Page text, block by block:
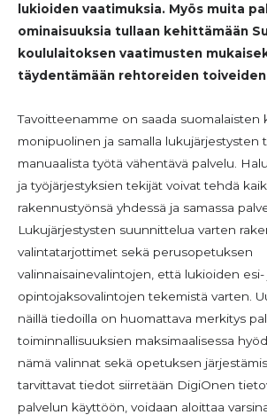
lukioiden vaatimuksia. Myös muita
ominaisuuksia tullaan kehittämään
koululaitoksen vaatimusten
täydentämään rehtoreiden
Tavoitteenamme on saada suomalaisten
monipuolinen ja samalla lukujärjestysten
manuaalista työtä vähentävä palvelu.
ja työjärjestyksien tekijät voivat tehdä
rakennustyönsä yhdessä ja samassa
Lukujärjestysten suunnittelua varten
valintatarjottimet sekä perusopetuksen
valinnaisainevalintojen, että lukioiden esi-
opintojaksovalintojen tekemistä varten.
näillä tiedoilla on huomattava merkitys
toiminnallisuuksien maksimaalisessa
nämä valinnat sekä opetuksen
tarvittavat tiedot siirretään DigiOnen
palvelun käyttöön, voidaan aloittaa